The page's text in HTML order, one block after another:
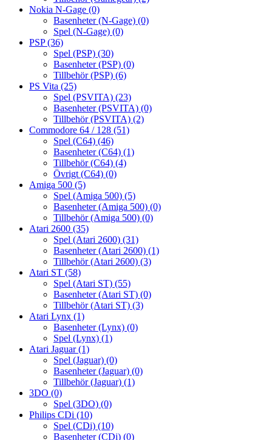
Nokia N-Gage (0)
Basenheter (N-Gage) (0)
Spel (N-Gage) (0)
PSP(36)
Spel (PSP) (30)
Basenheter (PSP) (0)
Tillbehör (PSP) (6)
PS Vita (25)
Spel (PSVITA) (23)
Basenheter (PSVITA) (0)
Tillbehör (PSVITA) (2)
Commodore 64 / 128 (51)
Spel (C64) (46)
Basenheter (C64) (1)
Tillbehör (C64) (4)
Övrigt (C64) (0)
Amiga 500 (5)
Spel (Amiga 500) (5)
Basenheter (Amiga 500) (0)
Tillbehör (Amiga 500) (0)
Atari 2600 (35)
Spel (Atari 2600) (31)
Basenheter (Atari 2600) (1)
Tillbehör (Atari 2600) (3)
Atari ST (58)
Spel (Atari ST) (55)
Basenheter (Atari ST) (0)
Tillbehör (Atari ST) (3)
Atari Lynx (1)
Basenheter (Lynx) (0)
Spel (Lynx) (1)
Atari Jaguar(1)
Spel (Jaguar) (0)
Basenheter (Jaguar) (0)
Tillbehör (Jaguar) (1)
3DO (0)
Spel (3DO) (0)
Philips CDi (10)
Spel (CDi) (10)
Basenheter (CDi) (0)